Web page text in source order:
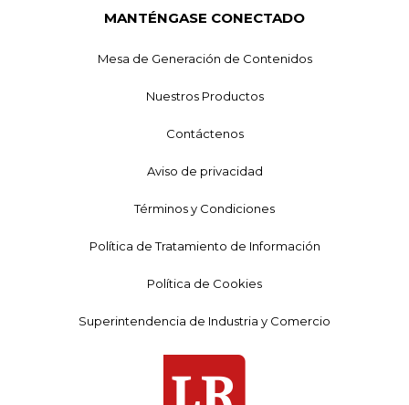
MANTÉNGASE CONECTADO
Mesa de Generación de Contenidos
Nuestros Productos
Contáctenos
Aviso de privacidad
Términos y Condiciones
Política de Tratamiento de Información
Política de Cookies
Superintendencia de Industria y Comercio